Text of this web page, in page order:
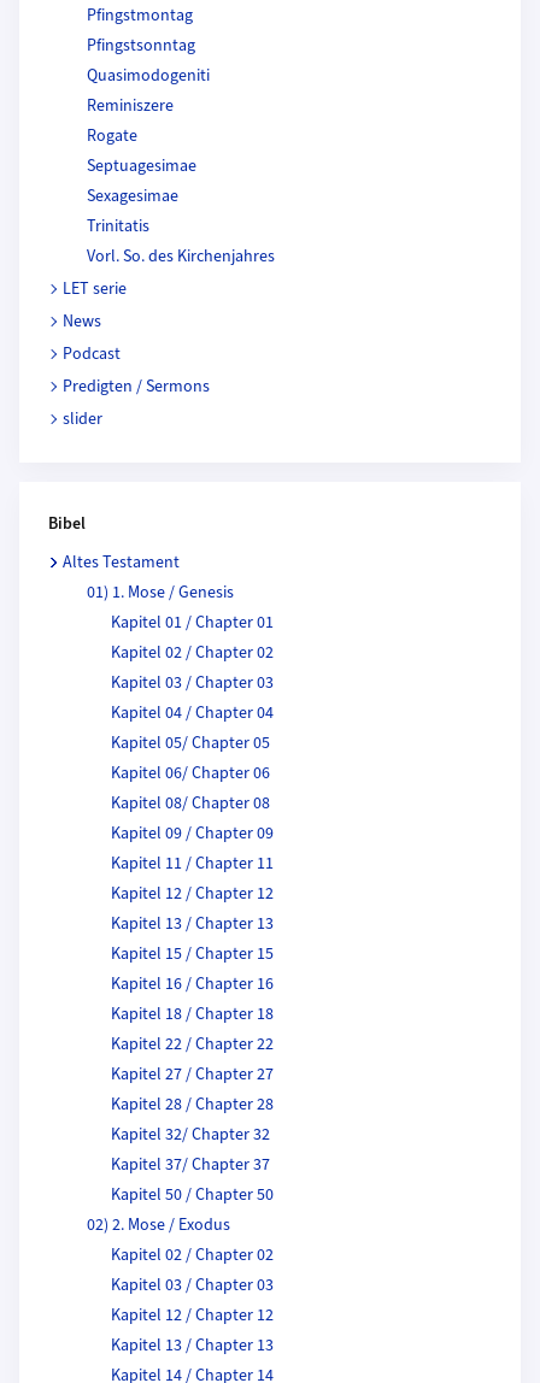
Pfingstmontag
Pfingstsonntag
Quasimodogeniti
Reminiszere
Rogate
Septuagesimae
Sexagesimae
Trinitatis
Vorl. So. des Kirchenjahres
LET serie
News
Podcast
Predigten / Sermons
slider
Bibel
Altes Testament
01) 1. Mose / Genesis
Kapitel 01 / Chapter 01
Kapitel 02 / Chapter 02
Kapitel 03 / Chapter 03
Kapitel 04 / Chapter 04
Kapitel 05/ Chapter 05
Kapitel 06/ Chapter 06
Kapitel 08/ Chapter 08
Kapitel 09 / Chapter 09
Kapitel 11 / Chapter 11
Kapitel 12 / Chapter 12
Kapitel 13 / Chapter 13
Kapitel 15 / Chapter 15
Kapitel 16 / Chapter 16
Kapitel 18 / Chapter 18
Kapitel 22 / Chapter 22
Kapitel 27 / Chapter 27
Kapitel 28 / Chapter 28
Kapitel 32/ Chapter 32
Kapitel 37/ Chapter 37
Kapitel 50 / Chapter 50
02) 2. Mose / Exodus
Kapitel 02 / Chapter 02
Kapitel 03 / Chapter 03
Kapitel 12 / Chapter 12
Kapitel 13 / Chapter 13
Kapitel 14 / Chapter 14